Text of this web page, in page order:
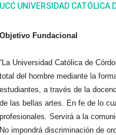
UCC UNIVERSIDAD CATÓLICA
Objetivo Fundacional
“La Universidad Católica de
total del hombre mediante la
estudiantes, a través de la
de las bellas artes. En fe de lo
profesionales. Servirá a la
No impondrá discriminación de